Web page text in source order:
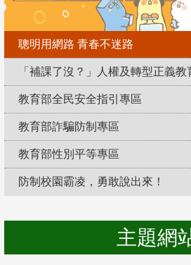
聰明用網路 青春不迷路
「補課了沒？」人權及轉型正義教
教育部全民安全指引專區
教育部詐騙防制專區
教育部性別平等專區
防制校園霸凌，勇敢說出來！
主題網